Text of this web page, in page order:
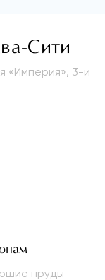
Сити
«Империя», 3-й
пруды